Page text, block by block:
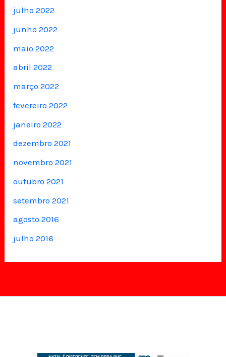
julho 2022
junho 2022
maio 2022
abril 2022
março 2022
fevereiro 2022
janeiro 2022
dezembro 2021
novembro 2021
outubro 2021
setembro 2021
agosto 2016
julho 2016